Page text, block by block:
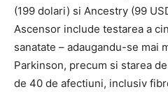
(199 dolari) si Ancestry (99
Ascensor include testarea a
sanatate – adaugandu-se mai
Parkinson, precum si starea
de 40 de afectiuni, inclusiv